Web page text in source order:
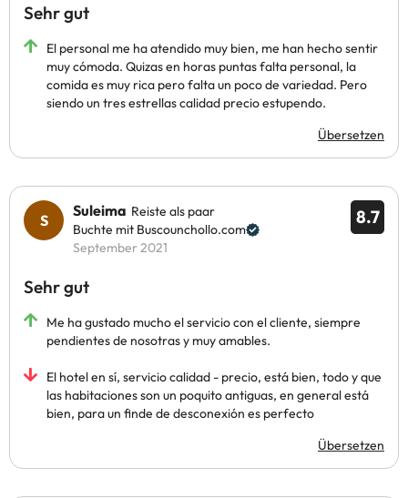
Sehr gut
El personal me ha atendido muy bien, me han hecho sentir
muy cómoda. Quizas en horas puntas falta personal, la
comida es muy rica pero falta un poco de variedad. Pero
siendo un tres estrellas calidad precio estupendo.
Übersetzen
8.7
Suleima Reiste als paar
Buchte mit Buscounchollo.com
September 2021
Sehr gut
Me ha gustado mucho el servicio con el cliente, siempre
pendientes de nosotras y muy amables.
El hotel en sí, servicio calidad - precio, está bien, todo y que
las habitaciones son un poquito antiguas, en general está
bien, para un finde de desconexión es perfecto
Übersetzen